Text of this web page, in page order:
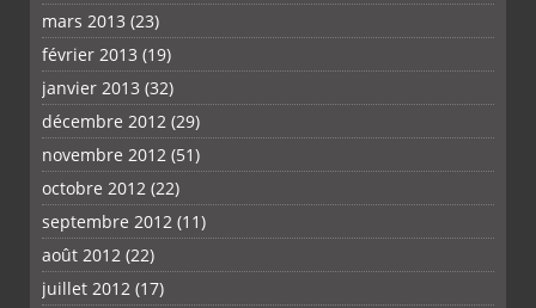
mars 2013 (23)
février 2013 (19)
janvier 2013 (32)
décembre 2012 (29)
novembre 2012 (51)
octobre 2012 (22)
septembre 2012 (11)
août 2012 (22)
juillet 2012 (17)